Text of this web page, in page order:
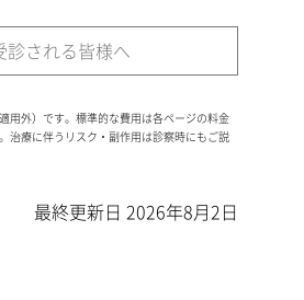
される皆様へ
用外）です。標準的な費用は各ページの料金
治療に伴うリスク・副作用は診察時にもご説
最終更新日 2026年8月2日